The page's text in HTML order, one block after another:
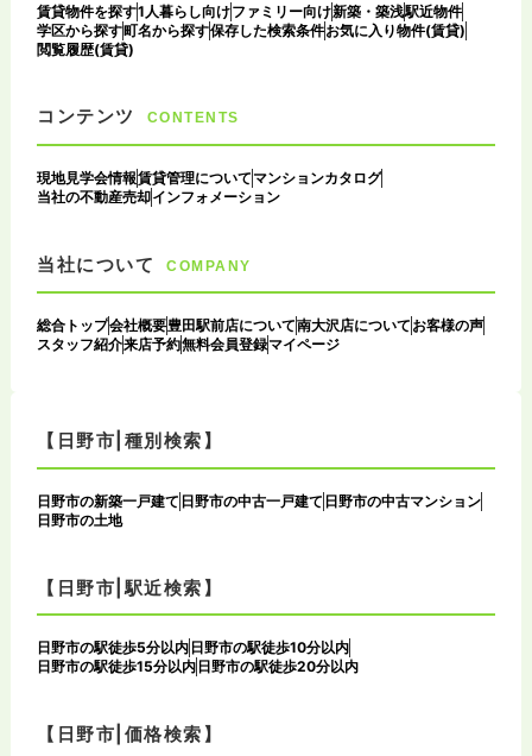
賃貸物件を探す1人暮らし向けファミリー向け新築・築浅駅近物件
学区から探す町名から探す保存した検索条件お気に入り物件(賃貸)
閲覧履歴(賃貸)
コンテンツ CONTENTS
現地見学会情報賃貸管理について マンションカタログ
当社の不動産売却インフォメーション
当社について COMPANY
総合トップ会社概要豊田駅前店について南大沢店について お客様の声
スタッフ紹介来店予約無料会員登録マイページ
【日野市|種別検索】
日野市の新築一戸建て 日野市の中古一戸建て 日野市の中古マンション
日野市の土地
【日野市|駅近検索】
日野市の駅徒歩5分以内 日野市の駅徒歩10分以内
日野市の駅徒歩15分以内 日野市の駅徒歩20分以内
【日野市|価格検索】